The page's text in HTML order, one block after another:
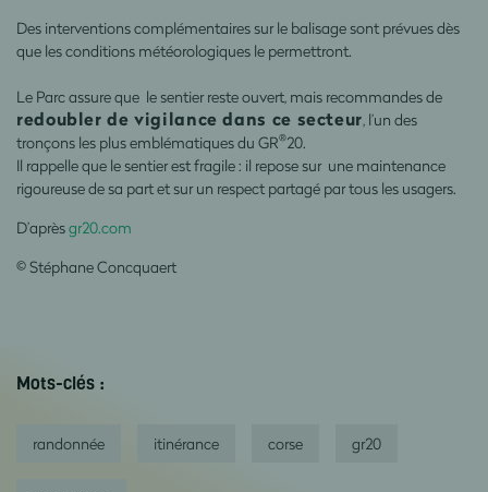
Des interventions complémentaires sur le balisage sont prévues dès
que les conditions météorologiques le permettront.
Le Parc assure que le sentier reste ouvert, mais recommandes de
redoubler de vigilance dans ce secteur, l’un des
tronçons les plus emblématiques du GR®20.
Il rappelle que le sentier est fragile : il repose sur une maintenance
rigoureuse de sa part et sur un respect partagé par tous les usagers.
D’aprèsgr20.com
© Stéphane Concquaert
Mots-clés :
randonnée itinérance corse gr20